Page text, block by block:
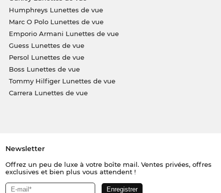
Humphreys Lunettes de vue
Marc O Polo Lunettes de vue
Emporio Armani Lunettes de vue
Guess Lunettes de vue
Persol Lunettes de vue
Boss Lunettes de vue
Tommy Hilfiger Lunettes de vue
Carrera Lunettes de vue
Newsletter
Offrez un peu de luxe à votre boîte mail. Ventes privées, offres
exclusives et bien plus vous attendent !